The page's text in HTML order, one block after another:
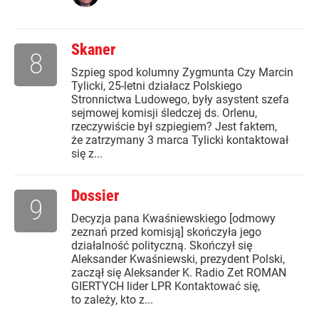
Skaner
Szpieg spod kolumny Zygmunta Czy Marcin
Tylicki, 25-letni działacz Polskiego
Stronnictwa Ludowego, były asystent szefa
sejmowej komisji śledczej ds. Orlenu,
rzeczywiście był szpiegiem? Jest faktem,
że zatrzymany 3 marca Tylicki kontaktował
się z...
8
Dossier
Decyzja pana Kwaśniewskiego [odmowy
zeznań przed komisją] skończyła jego
działalność polityczną. Skończył się
Aleksander Kwaśniewski, prezydent Polski,
zaczął się Aleksander K. Radio Zet ROMAN
GIERTYCH lider LPR Kontaktować się,
to zależy, kto z...
9